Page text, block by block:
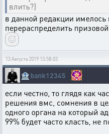
влить?)
в данной редакции имелось
перераспределить
13 Августа 2019 13:58:03
🏦 bank12345
если честно, то глядя как
решения вмс, сомнения в
одного органа на который
99% будет часто класть, не